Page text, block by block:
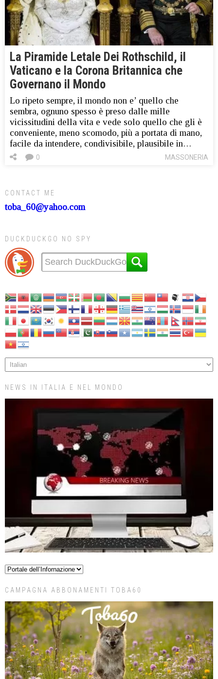
La Piramide Letale Dei Rothschild, il
Vaticano e la Corona Britannica che
Governano il Mondo
Lo ripeto sempre, il mondo non e’ quello che
sembra, ognuno spesso è preso dalle mille
vicissitudini della vita e vede solo quello che gli è
conveniente, meno scomodo, più a portata di mano,
facile da intendere, condivisibile, plausibile in…
MASSONERIA
0
CONTACT ME
toba_60@yahoo.com
DUCKDUCKGO NO SPY
NEWS IN ITALIA E NEL MONDO
CAMPAGNA ABBONAMENTI TOBA60